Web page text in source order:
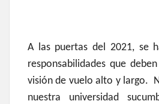
A las puertas del 2021, se
responsabilidades que
visión de vuelo alto y largo.
nuestra universidad